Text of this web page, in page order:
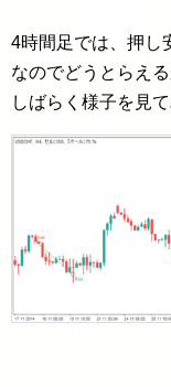
4時間足では、押し
なのでどうとらえ
しばらく様子を見